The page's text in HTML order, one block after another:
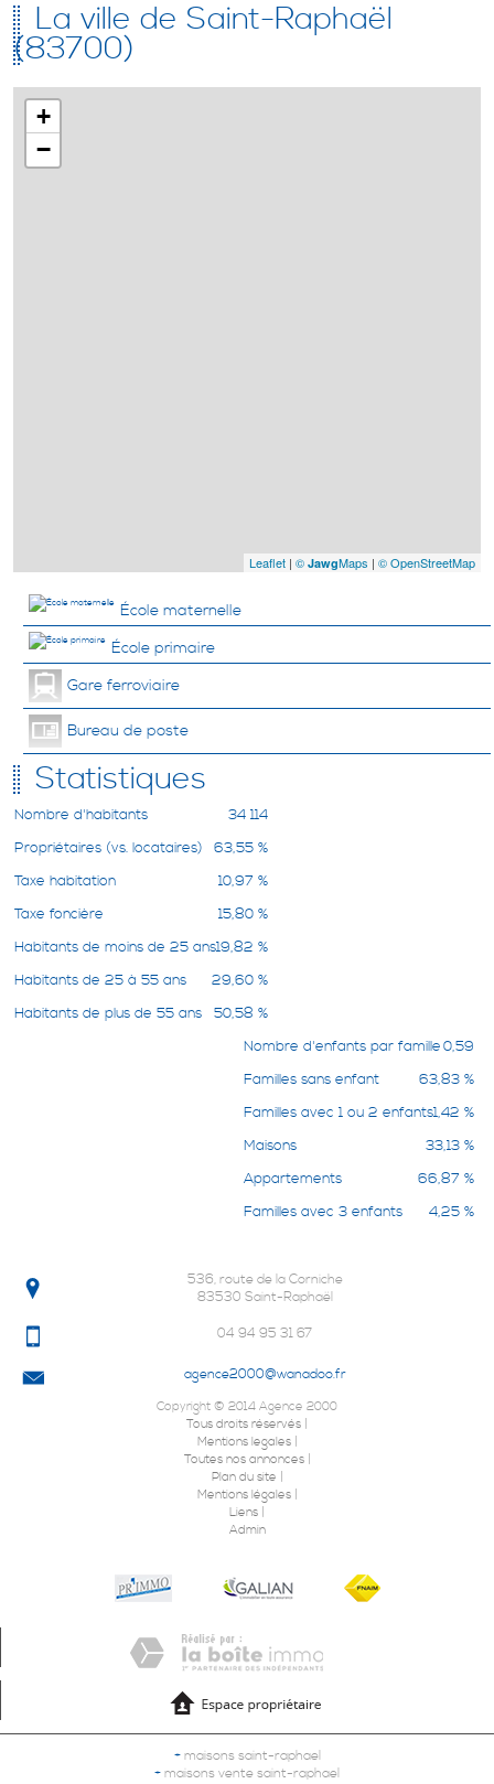
La ville de Saint-Raphaël
(83700)
+
−
Leaflet | © JawgMaps | © OpenStreetMap
École maternelle
École primaire
Gare ferroviaire
Bureau de poste
Statistiques
Nombre d'habitants
34 114
Propriétaires (vs. locataires)
63,55 %
Taxe habitation
10,97 %
Taxe foncière
15,80 %
Habitants de moins de 25 ans19,82 %
Habitants de 25 à 55 ans
29,60 %
Habitants de plus de 55 ans
50,58 %
Nombre d'enfants par famille0,59
Familles sans enfant
63,83 %
Familles avec 1 ou 2 enfants1,42 %
Maisons
33,13 %
Appartements
66,87 %
Familles avec 3 enfants
4,25 %
536, route de la Corniche
83530 Saint-Raphaël
04 94 95 31 67
agence2000@wanadoo.fr
Copyright © 2014 Agence 2000
Tous droits réservés |
Mentions legales|
Toutes nos annonces|
Plan du site |
Mentions légales|
Liens |
Admin
+maisons saint-raphael
+ maisons vente saint-raphael